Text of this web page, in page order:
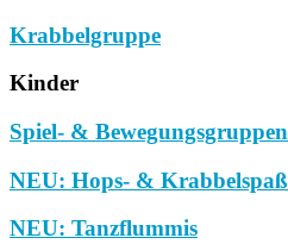
Krabbelgruppe
Kinder
Spiel- & Bewegungsgruppen
NEU: Hops- & Krabbelspaß
NEU: Tanzflummis